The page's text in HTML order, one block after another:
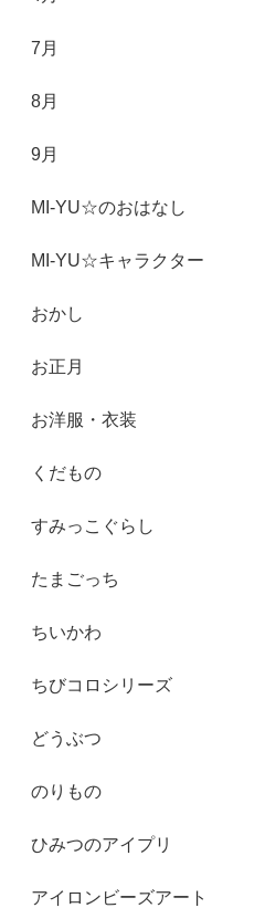
7月
8月
9月
MI-YU☆のおはなし
MI-YU☆キャラクター
おかし
お正月
お洋服・衣装
くだもの
すみっこぐらし
たまごっち
ちいかわ
ちびコロシリーズ
どうぶつ
のりもの
ひみつのアイプリ
アイロンビーズアート